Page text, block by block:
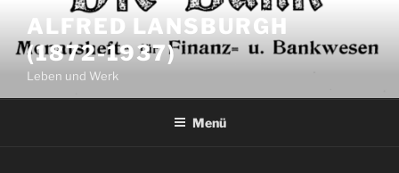
Inhalt
springen
ALFRED LANSBURGH
(1872-1937)
Leben und Werk
Menü